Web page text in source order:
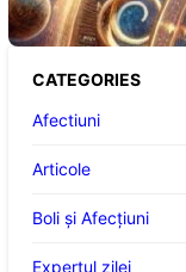
CATEGORIES
Afectiuni
Articole
Boli și Afecțiuni
Expertul zilei